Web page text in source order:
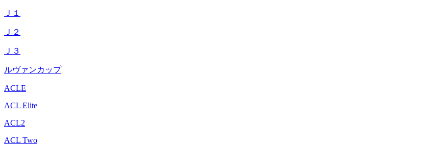
Ｊ１
Ｊ２
Ｊ３
ルヴァンカップ
ACLE
ACL Elite
ACL2
ACL Two